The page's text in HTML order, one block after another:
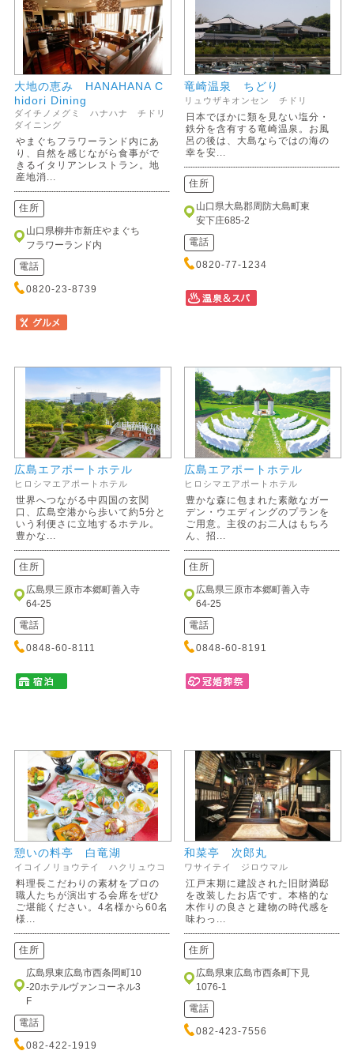
大地の恵み HANAHANA C
hidori Dining
ダイチノメグミ ハナハナ チドリ
ダイニング
やまぐちフラワーランド内にあ
り、自然を感じながら食事がで
きるイタリアンレストラン。地
産地消...
住所
山口県柳井市新庄やまぐち
フラワーランド内
電話
0820-23-8739
竜崎温泉 ちどり
リュウザキオンセン チドリ
日本でほかに類を見ない塩分・
鉄分を含有する竜崎温泉。お風
呂の後は、大島ならではの海の
幸を安...
住所
山口県大島郡周防大島町東
安下庄685-2
電話
0820-77-1234
広島エアポートホテル
ヒロシマエアポートホテル
世界へつながる中四国の玄関
口、広島空港から歩いて約5分と
いう利便さに立地するホテル。
豊かな...
住所
広島県三原市本郷町善入寺
64-25
電話
0848-60-8111
広島エアポートホテル
ヒロシマエアポートホテル
豊かな森に包まれた素敵なガー
デン・ウエディングのプランを
ご用意。主役のお二人はもちろ
ん、招...
住所
広島県三原市本郷町善入寺
64-25
電話
0848-60-8191
憩いの料亭 白竜湖
イコイノリョウテイ ハクリュウコ
料理長こだわりの素材をプロの
職人たちが演出する会席をぜひ
ご堪能ください。4名様から60名
様...
住所
広島県東広島市西条岡町10
-20ホテルヴァンコーネル3
F
電話
082-422-1919
和菜亭 次郎丸
ワサイテイ ジロウマル
江戸末期に建設された旧財満邸
を改装したお店です。本格的な
木作りの良さと建物の時代感を
味わっ...
住所
広島県東広島市西条町下見
1076-1
電話
082-423-7556